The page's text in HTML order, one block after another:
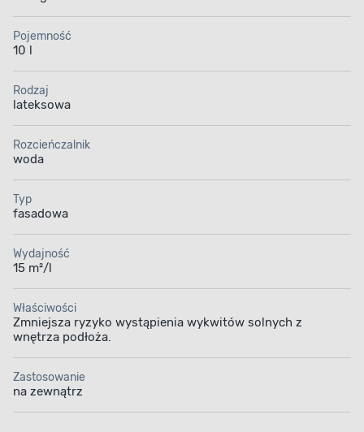
Pojemność
10 l
Rodzaj
lateksowa
Rozcieńczalnik
woda
Typ
fasadowa
Wydajność
15 m²/l
Właściwości
Zmniejsza ryzyko wystąpienia wykwitów solnych z
wnętrza podłoża.
Zastosowanie
na zewnątrz